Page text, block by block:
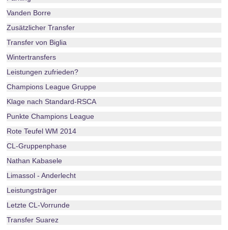
Vanden Borre
Zusätzlicher Transfer
Transfer von Biglia
Wintertransfers
Leistungen zufrieden?
Champions League Gruppe
Klage nach Standard-RSCA
Punkte Champions League
Rote Teufel WM 2014
CL-Gruppenphase
Nathan Kabasele
Limassol - Anderlecht
Leistungsträger
Letzte CL-Vorrunde
Transfer Suarez